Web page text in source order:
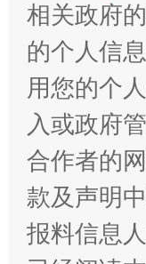
站台名
相关政府
的个人信
用您的个
入或政府
合作者的
款及声明
报料信息